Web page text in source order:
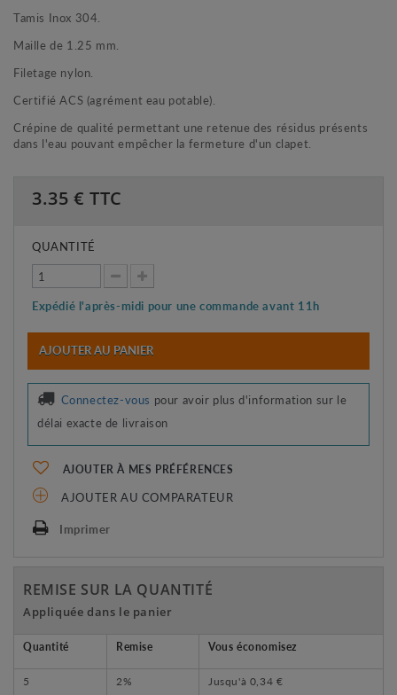
Tamis Inox 304.
Maille de 1.25 mm.
Filetage nylon.
Certifié ACS (agrément eau potable).
Crépine de qualité permettant une retenue des résidus présents
dans l'eau pouvant empêcher la fermeture d'un clapet.
3.35 € TTC
QUANTITÉ
Expédié l'après-midi pour une commande avant 11h
AJOUTER AU PANIER
Connectez-vous pour avoir plus d'information sur le
délai exacte de livraison
AJOUTER À MES PRÉFÉRENCES
AJOUTER AU COMPARATEUR
Imprimer
REMISE SUR LA QUANTITÉ
Appliquée dans le panier
Quantité Remise Vous économisez
5 2% Jusqu'à 0,34 €